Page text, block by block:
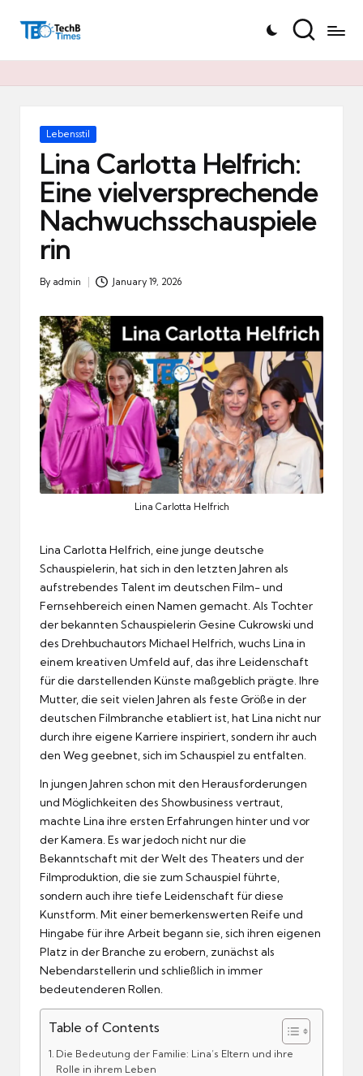
T
h
Posted
Lebensstil
Lina Carlotta Helfrich:
Eine vielversprechende
Nachwuchsschauspiele
rin
Posted
By admin January 19, 2026
Lina Carlotta Helfrich
Lina Carlotta Helfrich, eine junge deutsche
Schauspielerin, hat sich in den letzten Jahren als
aufstrebendes Talent im deutschen Film- und
Fernsehbereich einen Namen gemacht. Als Tochter
der bekannten Schauspielerin Gesine Cukrowski und
des Drehbuchautors Michael Helfrich, wuchs Lina in
einem kreativen Umfeld auf, das ihre Leidenschaft
für die darstellenden Künste maßgeblich prägte. Ihre
Mutter, die seit vielen Jahren als feste Größe in der
deutschen Filmbranche etabliert ist, hat Lina nicht nur
durch ihre eigene Karriere inspiriert, sondern ihr auch
den Weg geebnet, sich im Schauspiel zu entfalten.
In jungen Jahren schon mit den Herausforderungen
und Möglichkeiten des Showbusiness vertraut,
machte Lina ihre ersten Erfahrungen hinter und vor
der Kamera. Es war jedoch nicht nur die
Bekanntschaft mit der Welt des Theaters und der
Filmproduktion, die sie zum Schauspiel führte,
sondern auch ihre tiefe Leidenschaft für diese
Kunstform. Mit einer bemerkenswerten Reife und
Hingabe für ihre Arbeit begann sie, sich ihren eigenen
Platz in der Branche zu erobern, zunächst als
Nebendarstellerin und schließlich in immer
bedeutenderen Rollen.
Table of Contents
Die Bedeutung der Familie: Lina’s Eltern und ihre
Rolle in ihrem Leben